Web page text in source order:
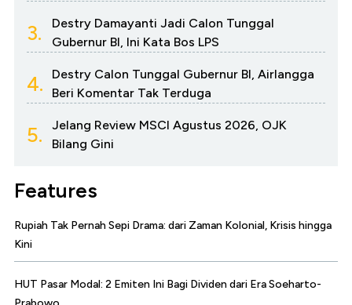
3.
Destry Damayanti Jadi Calon Tunggal
Gubernur BI, Ini Kata Bos LPS
4.
Destry Calon Tunggal Gubernur BI, Airlangga
Beri Komentar Tak Terduga
5.
Jelang Review MSCI Agustus 2026, OJK
Bilang Gini
Features
Rupiah Tak Pernah Sepi Drama: dari Zaman Kolonial, Krisis hingga
Kini
HUT Pasar Modal: 2 Emiten Ini Bagi Dividen dari Era Soeharto-